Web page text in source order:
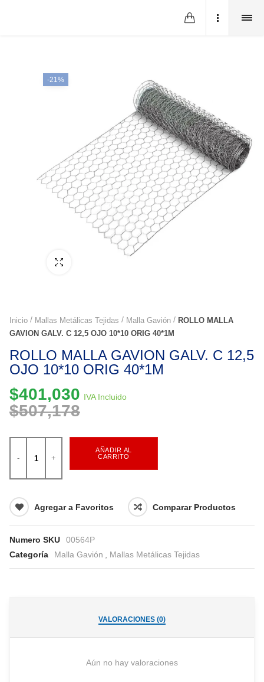
-21%
Inicio Mallas Metálicas Tejidas Malla Gavión
ROLLO MALLA
GAVION GALV. C 12,5 OJO 10*10 ORIG 40*1M
ROLLO MALLA GAVION GALV. C 12,5
OJO 10*10 ORIG 40*1M
$507,178
$401,030 IVA Incluido
AÑADIR AL
CARRITO
Agregar a Favoritos Comparar Productos
Numero SKU
00564P
Categoría
Malla Gavión Mallas Metálicas Tejidas
VALORACIONES (0)
Aún no hay valoraciones